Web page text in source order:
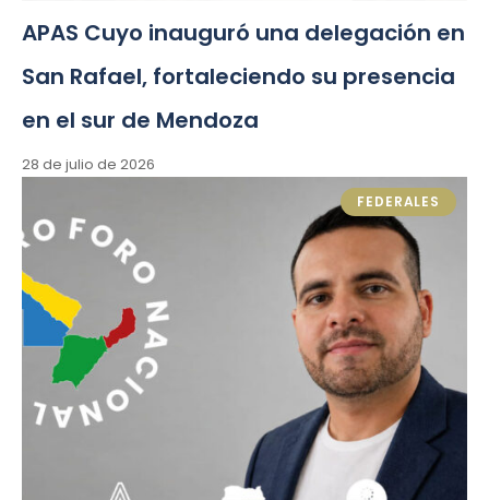
APAS Cuyo inauguró una delegación en
San Rafael, fortaleciendo su presencia
en el sur de Mendoza
28 de julio de 2026
FEDERALES